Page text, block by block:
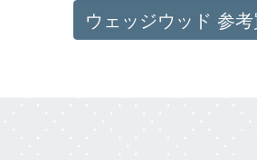
ウェッジウッド 参